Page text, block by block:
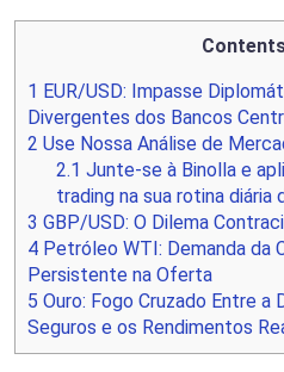
1 EUR/USD: Impasse
Divergentes dos Bancos
2 Use Nossa Análise de
2.1 Junte-se à Binolla e
trading na sua rotina diária
3 GBP/USD: O Dilema
4 Petróleo WTI: Demanda da
Persistente na Oferta
5 Ouro: Fogo Cruzado Entre a
Seguros e os Rendimentos